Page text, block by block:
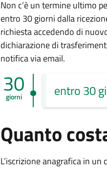
Non c’è un termine ultimo
entro 30 giorni dalla
richiesta accedendo di
dichiarazione di
notifica via email.
30
giorni entro 30
Quanto
L’iscrizione anagrafica in